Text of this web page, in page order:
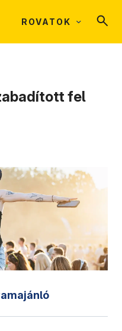
ROVATOK
fel